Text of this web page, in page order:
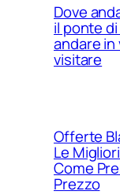
Dove
il ponte
andare in
visitare
Offerte
Le
Come
Prezzo